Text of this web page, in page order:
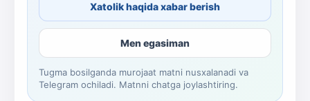
Xatolik haqida xabar berish
Men egasiman
Tugma bosilganda murojaat matni nusxalanadi va
Telegram ochiladi. Matnni chatga joylashtiring.